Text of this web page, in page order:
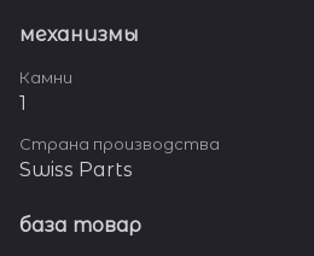
механизмы
Камни
1
Страна производства
Swiss Parts
база товар